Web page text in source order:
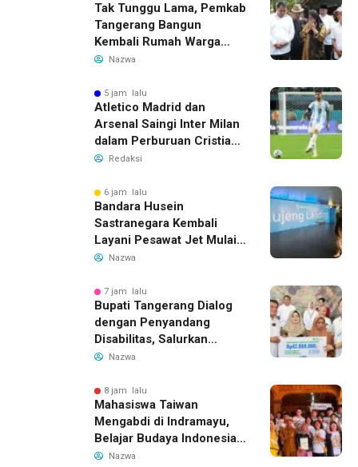
Tak Tunggu Lama, Pemkab
Tangerang Bangun
Kembali Rumah Warga
yang Roboh Akibat Puting
Nazwa
5 jam lalu
Atletico Madrid dan
Arsenal Saingi Inter Milan
dalam Perburuan Cristian
Romero, Transfer Bek
Redaksi
6 jam lalu
Bandara Husein
Sastranegara Kembali
Layani Pesawat Jet Mulai
14 Agustus 2026, Garuda
Bandung-Denpasar
Nazwa
7 jam lalu
Bupati Tangerang Dialog
dengan Penyandang
Disabilitas, Salurkan
Bantuan dan Tampung
Nazwa
8 jam lalu
Mahasiswa Taiwan
Mengabdi di Indramayu,
Belajar Budaya Indonesia
dan Edukasi Pekerja
Nazwa